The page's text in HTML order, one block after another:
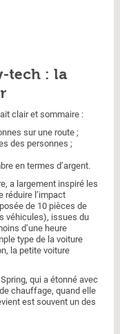
tech : la
clair et sommaire :
sur une route ;
des personnes ;
en termes d’argent.
a largement inspiré les
réduire l’impact
de 10 pièces de
véhicules), issues du
d’une heure
type de la voiture
la petite voiture
qui a étonné avec
chauffage, quand elle
est souvent un des